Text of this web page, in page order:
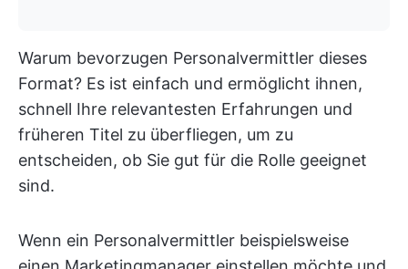
Warum bevorzugen Personalvermittler dieses
Format? Es ist einfach und ermöglicht ihnen,
schnell Ihre relevantesten Erfahrungen und
früheren Titel zu überfliegen, um zu
entscheiden, ob Sie gut für die Rolle geeignet
sind.
Wenn ein Personalvermittler beispielsweise